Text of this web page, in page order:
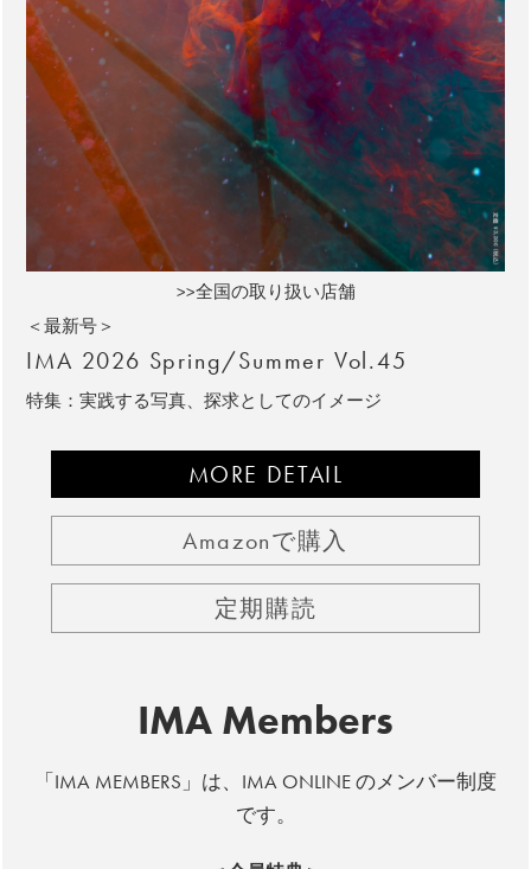
>>全国の取り扱い店舗
＜最新号＞
IMA 2026 Spring/Summer Vol.45
特集：実践する写真、探求としてのイメージ
MORE DETAIL
Amazonで購入
定期購読
IMA Members
「IMA MEMBERS」は、IMA ONLINE のメンバー制度
です。